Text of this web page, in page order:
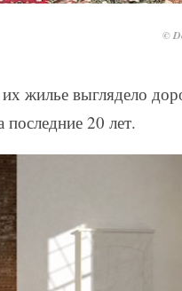
©
жилье выглядело
последние 20 лет.